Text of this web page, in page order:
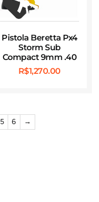
Pistola Beretta Px4
Storm Sub
Compact 9mm .40
R$1,270.00
5 6 →